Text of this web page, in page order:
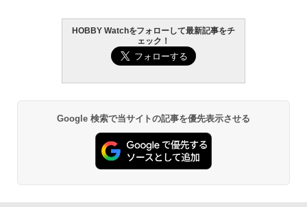
HG 機動戦士ガンダム00 グラハム専用ユ
ニオンフラッグカスタム 1/144スケール
色分け済みプラモデル
￥1,850
BANDAI SPIRITS(バンダイ スピリッツ)
30MS Fate/Grand Order アルトリア・
キャスター 色分け済みプラモデル
東京マルイ (TOKYO MARUI) ガスブロー
バックマシンガン No.14 20式 5.56mm
小銃 18歳以上 ガスブローバック
￥196,000
東京マルイ(TOKYO MARUI) No.21 H&K
USP HG 18歳以上エアーHOPハンドガン
￥3,409
タミヤ クラフトツールシリーズ No.123
先細薄刃ニッパー (ゲートカット用) プラ
モデル用工具 74123
￥2,781
GSIクレオス Mr.トップコート 水性プレ
ミアムトップコートスプレー 光沢 88ml
ホビー用仕上材 B601
HOBBY Watchをフォローして最新記事をチ
ェック！
Google 検索で当サイトの記事を優先表示させる